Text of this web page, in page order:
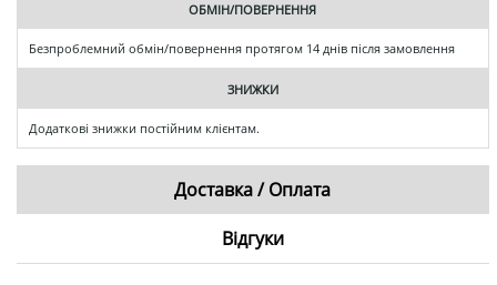
ОБМІН/ПОВЕРНЕННЯ
Безпроблемний обмін/повернення протягом 14 днів після замовлення
ЗНИЖКИ
Додаткові знижки постійним клієнтам.
Доставка / Оплата
Відгуки